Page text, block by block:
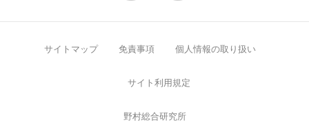
サイトマップ 免責事項 個人情報の取り扱い
サイト利用規定
野村総合研究所